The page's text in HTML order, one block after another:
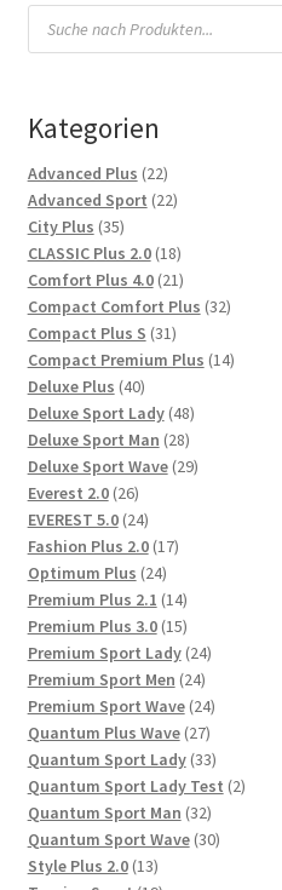
Products
search
Kategorien
Advanced Plus 2222
Produkte
Advanced Sport 2222
City Plus 3535
Produkte
CLASSIC Plus 2.0 1818
Produkte
Comfort Plus 4.0 2121
Produkte
Compact Comfort Plus 3232
Compact Plus S 3131
Produkte
Compact Premium Plus 1414
Deluxe Plus 4040
Produkte
Deluxe Sport Lady 4848
Produkte
Deluxe Sport Man 2828
Produkte
Deluxe Sport Wave 2929
Everest 2.0 2626
Produkte
EVEREST 5.0 2424
Produkte
Fashion Plus 2.0 1717
Optimum Plus 2424
Produkte
Premium Plus 2.1 1414
Produkte
Premium Plus 3.0 1515
Produkte
Premium Sport Lady 2424
Premium Sport Men 2424
Produkte
Premium Sport Wave 2424
Produkte
Quantum Plus Wave 2727
Produkte
Quantum Sport Lady 3333
Produkte
Quantum Sport Lady Test 22
Quantum Sport Man 3232
Produkte
Quantum Sport Wave 3030
Style Plus 2.0 1313